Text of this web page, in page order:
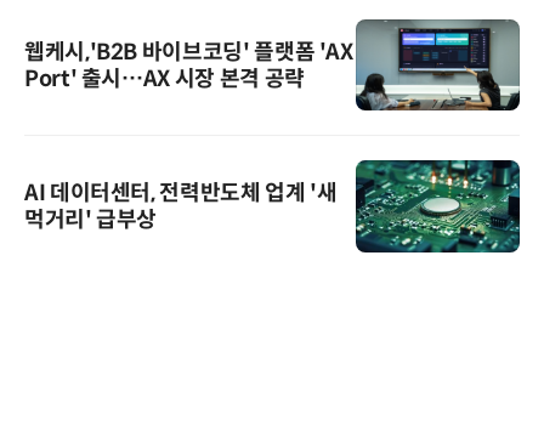
웹케시,'B2B 바이브코딩' 플랫폼 'AX
Port' 출시…AX 시장 본격 공략
AI 데이터센터, 전력반도체 업계 '새
먹거리' 급부상